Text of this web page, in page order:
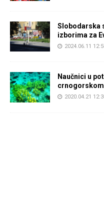
Slobodarska
izborima za
2024.06.11
Naučnici u
2020.04.21